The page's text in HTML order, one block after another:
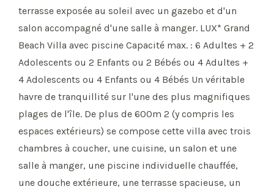
terrasse exposée au soleil avec un gazebo et d'un
salon accompagné d'une salle à manger. LUX* Grand
Beach Villa avec piscine Capacité max. : 6 Adultes + 2
Adolescents ou 2 Enfants ou 2 Bébés ou 4 Adultes +
4 Adolescents ou 4 Enfants ou 4 Bébés Un véritable
havre de tranquillité sur l'une des plus magnifiques
plages de l'île. De plus de 600m 2 (y compris les
espaces extérieurs) se compose cette villa avec trois
chambres à coucher, une cuisine, un salon et une
salle à manger, une piscine individuelle chauffée,
une douche extérieure, une terrasse spacieuse, un